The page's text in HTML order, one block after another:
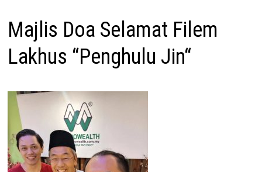
Majlis Doa Selamat Filem
Lakhus “Penghulu Jin“